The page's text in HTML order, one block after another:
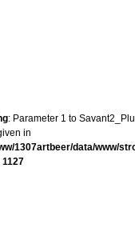
: Parameter 1 to
in
1307artbeer/data/www/
1127